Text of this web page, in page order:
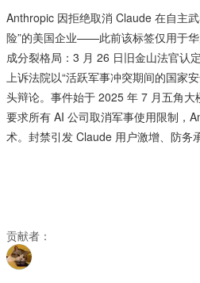
Anthropic 因拒绝取消 Claude 在自主
险”的美国企业——此前该标签仅用于
成分裂格局：3 月 26 日旧金山法官认
上诉法院以“活跃军事冲突期间的国家
头辩论。事件始于 2025 年 7 月五角
要求所有 AI 公司取消军事使用限制，
术。封禁引发 Claude 用户激增、防务
贡献者：